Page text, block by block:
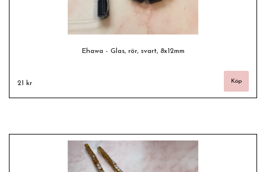
Ehawa - Glas, rör, svart, 8x12mm
21 kr